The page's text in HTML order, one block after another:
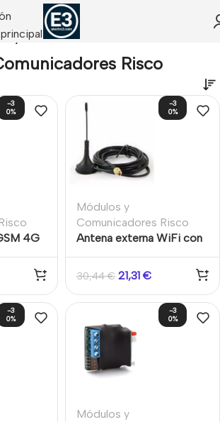
y Comunicadores Risco
Risco
-3
0%
4G
-3
0%
Módulos y
Comunicadores Risco
Antena externa WiFi con
30,44€ 21,31 €
-3
0%
-3
0%
Módulos y